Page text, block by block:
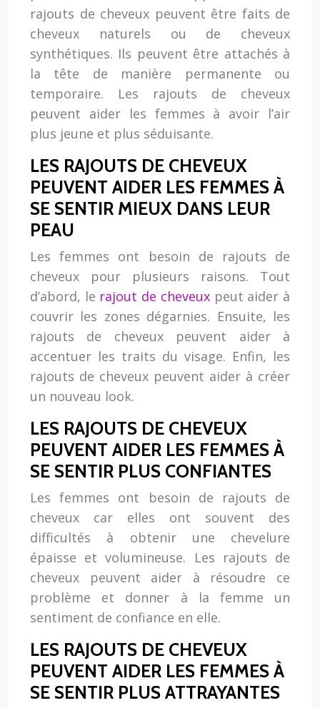
rajouts de cheveux peuvent être faits de
cheveux naturels ou de cheveux
synthétiques. Ils peuvent être attachés à
la tête de manière permanente ou
temporaire. Les rajouts de cheveux
peuvent aider les femmes à avoir l’air
plus jeune et plus séduisante.
LES RAJOUTS DE CHEVEUX
PEUVENT AIDER LES FEMMES À
SE SENTIR MIEUX DANS LEUR
PEAU
Les femmes ont besoin de rajouts de
cheveux pour plusieurs raisons. Tout
d’abord, le rajout de cheveuxpeut aider à
couvrir les zones dégarnies. Ensuite, les
rajouts de cheveux peuvent aider à
accentuer les traits du visage. Enfin, les
rajouts de cheveux peuvent aider à créer
un nouveau look.
LES RAJOUTS DE CHEVEUX
PEUVENT AIDER LES FEMMES À
SE SENTIR PLUS CONFIANTES
Les femmes ont besoin de rajouts de
cheveux car elles ont souvent des
difficultés à obtenir une chevelure
épaisse et volumineuse. Les rajouts de
cheveux peuvent aider à résoudre ce
problème et donner à la femme un
sentiment de confiance en elle.
LES RAJOUTS DE CHEVEUX
PEUVENT AIDER LES FEMMES À
SE SENTIR PLUS ATTRAYANTES